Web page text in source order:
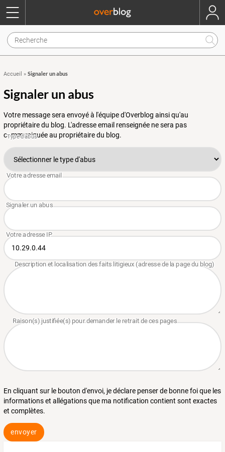
Accueil » Signaler un abus
Signaler un abus
Votre message sera envoyé à l'équipe d'Overblog ainsi qu'au
propriétaire du blog. L'adresse email renseignée ne sera pas
communiquée au propriétaire du blog.
En cliquant sur le bouton d'envoi, je déclare penser de bonne foi que les
informations et allégations que ma notification contient sont exactes
et complètes.
envoyer